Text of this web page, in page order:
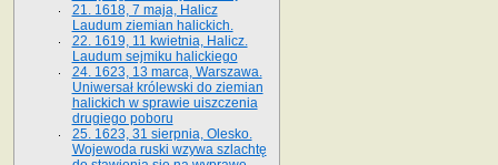
21. 1618, 7 maja, Halicz
Laudum ziemian halickich.
22. 1619, 11 kwietnia, Halicz.
Laudum sejmiku halickiego
24. 1623, 13 marca, Warszawa.
Uniwersał królewski do ziemian
halickich w sprawie uiszczenia
drugiego poboru
25. 1623, 31 sierpnia, Olesko.
Wojewoda ruski wzywa szlachtę